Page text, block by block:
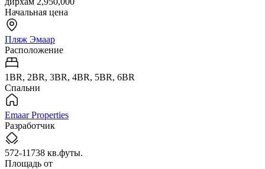
Начальная цена
Пляж Эмаар
Расположение
1BR, 2BR, 3BR, 4BR, 5BR, 6BR
Спальни
Emaar Properties
Разработчик
572-11738 кв.футы.
Площадь от